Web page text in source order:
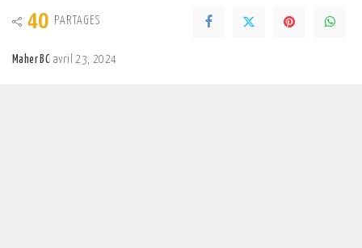
40 PARTAGES
Maher BC avril 23, 2024